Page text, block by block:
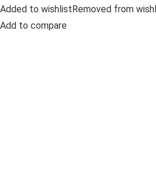
Added to wishlistRemoved from
Add to compare